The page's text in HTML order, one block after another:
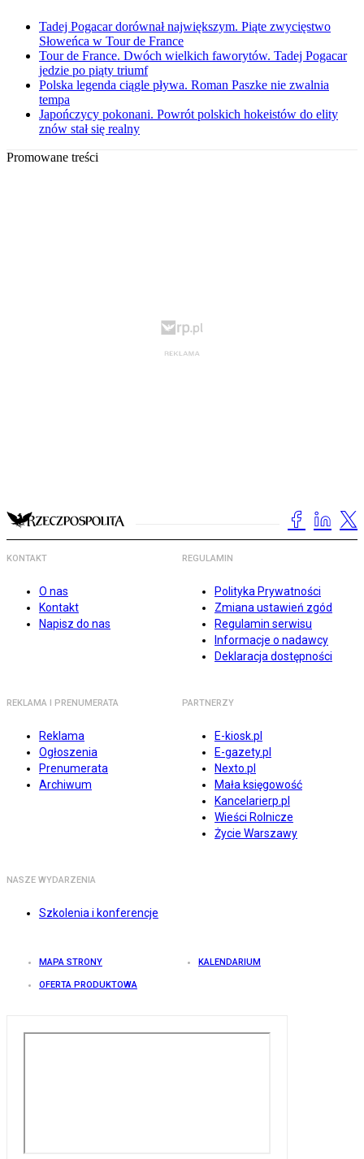
Tadej Pogacar dorównał największym. Piąte zwycięstwo
Słoweńca w Tour de France
Tour de France. Dwóch wielkich faworytów. Tadej Pogacar
jedzie po piąty triumf
Polska legenda ciągle pływa. Roman Paszke nie zwalnia
tempa
Japończycy pokonani. Powrót polskich hokeistów do elity
znów stał się realny
Promowane treści
KONTAKT
O nas
Kontakt
Napisz do nas
REGULAMIN
Polityka Prywatności
Zmiana ustawień zgód
Regulamin serwisu
Informacje o nadawcy
Deklaracja dostępności
REKLAMA I PRENUMERATA
Reklama
Ogłoszenia
Prenumerata
Archiwum
PARTNERZY
E-kiosk.pl
E-gazety.pl
Nexto.pl
Mała księgowość
Kancelarierp.pl
Wieści Rolnicze
Życie Warszawy
NASZE WYDARZENIA
Szkolenia i konferencje
MAPA STRONY KALENDARIUM
OFERTA PRODUKTOWA